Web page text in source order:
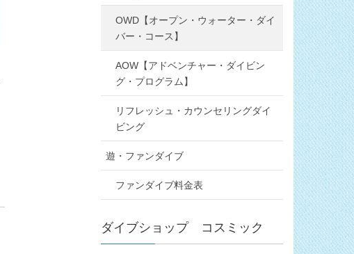
OWD【オープン・ウォーター・ダイ
バー・コース】
AOW【アドベンチャー・ダイビン
グ・プログラム】
リフレッシュ・カウンセリングダイ
ビング
遊・ファンダイブ
ファンダイブ料金表
ダイブショップ コスミック